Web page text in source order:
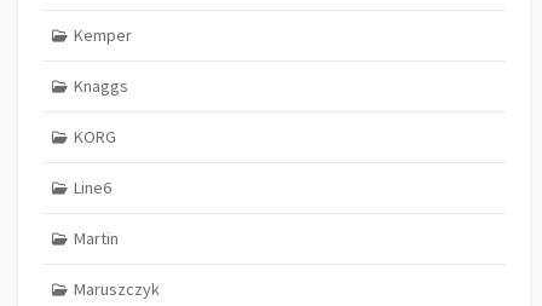
Kemper
Knaggs
KORG
Line6
Martin
Maruszczyk